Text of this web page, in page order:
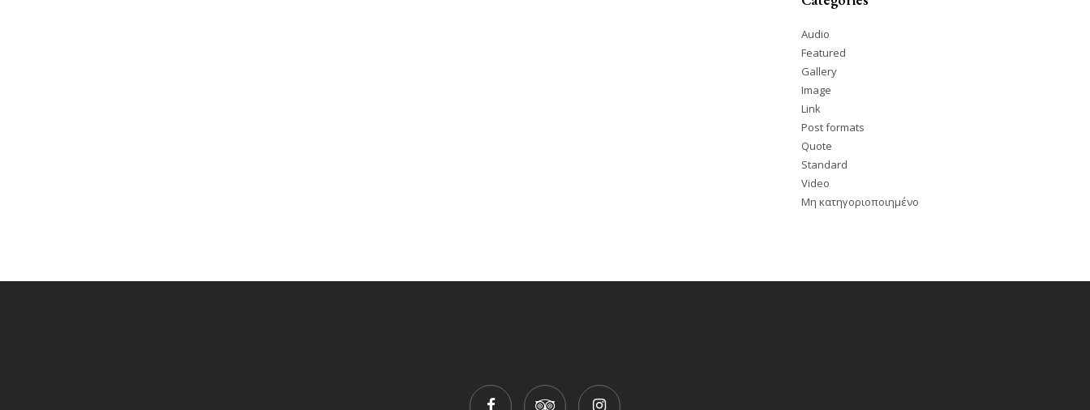
Audio
Featured
Gallery
Image
Link
Post formats
Quote
Standard
Video
Μη κατηγοριοποιημένο